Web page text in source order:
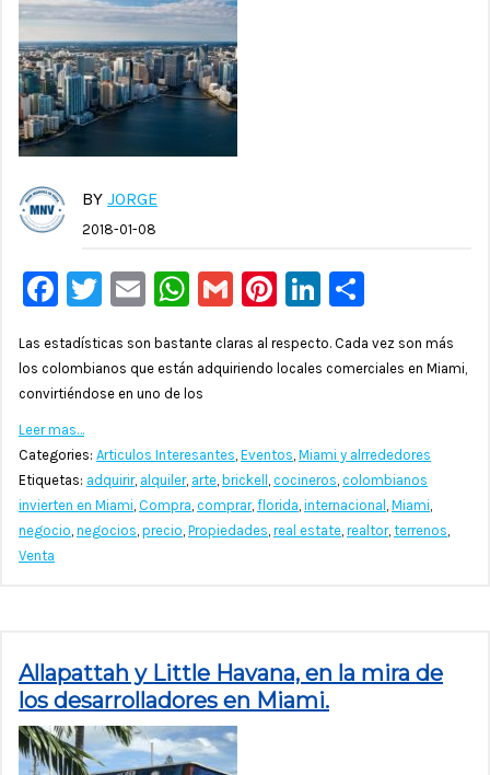
BY JORGE
2018-01-08
Facebook
Twitter
EmailWhatsApp
GmailPinterest
LinkedIn
Las estadísticas son bastante claras al respecto. Cada vez son más
los colombianos que están adquiriendo locales comerciales en Miami,
convirtiéndose en uno de los
Leer mas…
Categories: Articulos Interesantes, Eventos, Miami y alrrededores
Etiquetas: adquirir, alquiler, arte, brickell , cocineros, colombianos
invierten en Miami, Compra, comprar, florida, internacional , Miami,
negocio, negocios, precio, Propiedades, real estate, realtor, terrenos,
Venta
Allapattah y Little Havana, en la mira de
los desarrolladores en Miami.